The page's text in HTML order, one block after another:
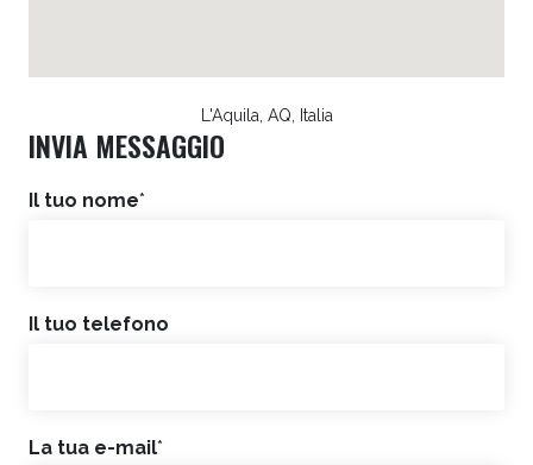
L'Aquila, AQ, Italia
INVIA MESSAGGIO
Il tuo nome*
Il tuo telefono
La tua e-mail*